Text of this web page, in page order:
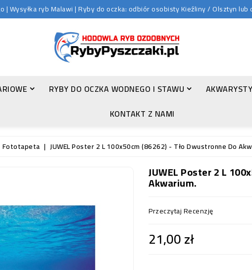
Wysyłka ryb Malawi | Ryby do oczka: odbiór osobisty Kieźliny / Olsztyn
RYBY DO OCZKA WODNEGO I STAWU
KONTAKT Z NAMI
Fototapeta JUWEL Poster 2 L 100x50cm (86262) - Tło Dwustronne Do
JUWEL Poster 2 L
Akwarium.
Przeczytaj Recenzję
21,00 zł